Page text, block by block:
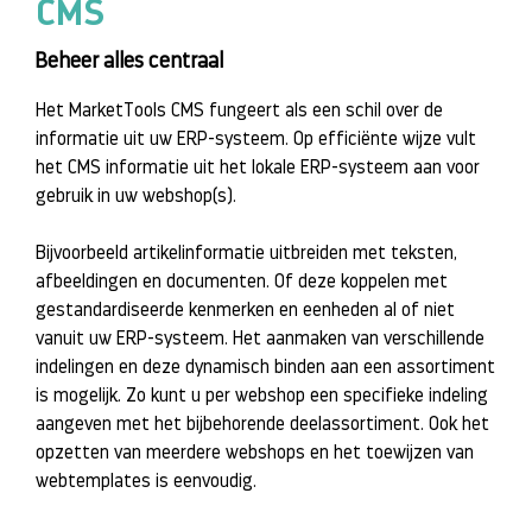
CMS
Beheer alles centraal
Het MarketTools CMS fungeert als een schil over de
informatie uit uw ERP-systeem. Op efficiënte wijze vult
het CMS informatie uit het lokale ERP-systeem aan voor
gebruik in uw webshop(s).
Bijvoorbeeld artikelinformatie uitbreiden met teksten,
afbeeldingen en documenten. Of deze koppelen met
gestandardiseerde kenmerken en eenheden al of niet
vanuit uw ERP-systeem. Het aanmaken van verschillende
indelingen en deze dynamisch binden aan een assortiment
is mogelijk. Zo kunt u per webshop een specifieke indeling
aangeven met het bijbehorende deelassortiment. Ook het
opzetten van meerdere webshops en het toewijzen van
webtemplates is eenvoudig.